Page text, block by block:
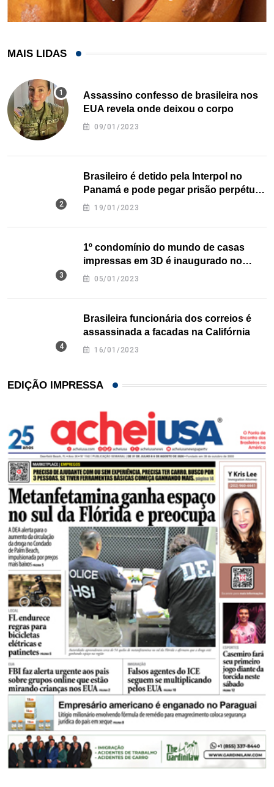
MAIS LIDAS
Assassino confesso de brasileira nos
EUA revela onde deixou o corpo
09/01/2023
Brasileiro é detido pela Interpol no
Panamá e pode pegar prisão perpétua
nos EUA
19/01/2023
1º condomínio do mundo de casas
impressas em 3D é inaugurado no
Texas
05/01/2023
Brasileira funcionária dos correios é
assassinada a facadas na Califórnia
16/01/2023
EDIÇÃO IMPRESSA